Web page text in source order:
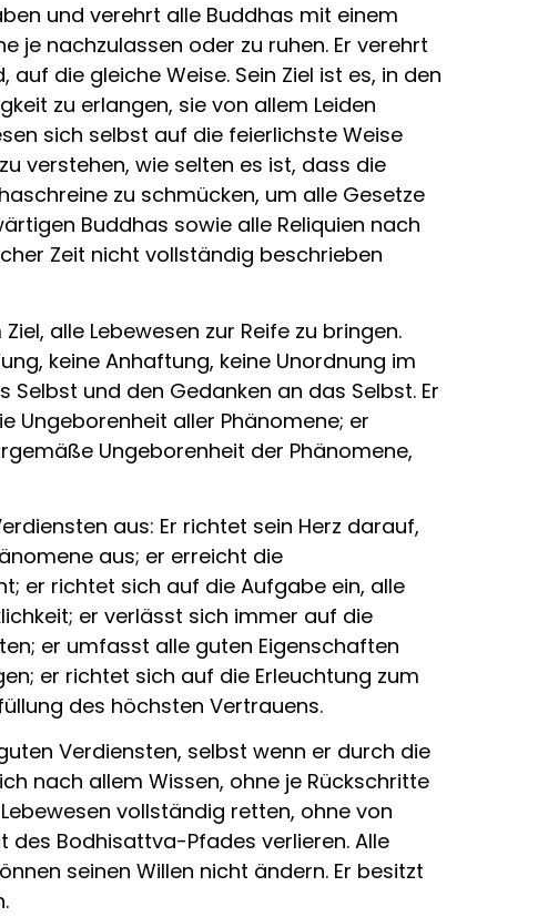
und verehrt alle Buddhas mit einem
je nachzulassen oder zu ruhen. Er verehrt
die gleiche Weise. Sein Ziel ist es, in den
zu erlangen, sie von allem Leiden
sich selbst auf die feierlichste Weise
verstehen, wie selten es ist, dass die
zu schmücken, um alle Gesetze
Buddhas sowie alle Reliquien nach
Zeit nicht vollständig beschrieben
alle Lebewesen zur Reife zu bringen.
keine Anhaftung, keine Unordnung im
und den Gedanken an das Selbst. Er
Ungeborenheit aller Phänomene; er
Ungeborenheit der Phänomene,
aus: Er richtet sein Herz darauf,
aus; er erreicht die
er richtet sich auf die Aufgabe ein, alle
er verlässt sich immer auf die
er umfasst alle guten Eigenschaften
er richtet sich auf die Erleuchtung zum
des höchsten Vertrauens.
Verdiensten, selbst wenn er durch die
nach allem Wissen, ohne je Rückschritte
vollständig retten, ohne von
des Bodhisattva-Pfades verlieren. Alle
seinen Willen nicht ändern. Er besitzt